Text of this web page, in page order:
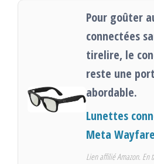
Pour goûter
connectées
tirelire, le
reste une
abordable.
Lunettes
Meta
Lien affilié Amazon. En